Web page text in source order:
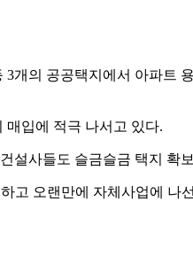
의 공공택지에서 아파트
매입에 적극 나서고 있다.
설사들도 슬금슬금 택지 확
고 오랜만에 자체사업에 나